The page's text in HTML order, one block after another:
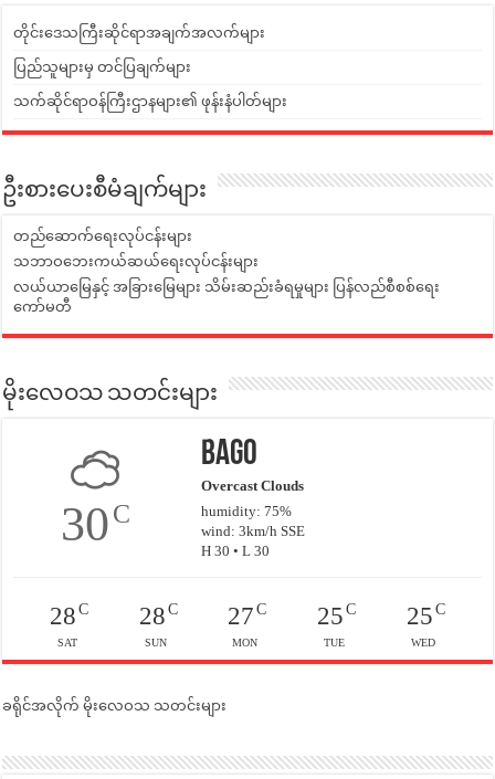
တိုင်းဒေသကြီးဆိုင်ရာအချက်အလက်များ
ပြည်သူများမှ တင်ပြချက်များ
သက်ဆိုင်ရာဝန်ကြီးဌာနများ၏ ဖုန်းနံပါတ်များ
ဦးစားပေးစီမံချက်များ
တည်ဆောက်ရေးလုပ်ငန်းများ
သဘာဝဘေးကယ်ဆယ်ရေးလုပ်ငန်းများ
လယ်ယာမြေနှင့် အခြားမြေများ သိမ်းဆည်းခံရမှုများ ပြန်လည်စီစစ်ရေး
ကော်မတီ
မိုးလေဝသ သတင်းများ
30C
Bago
Overcast Clouds
humidity: 75%
wind: 3km/h SSE
H 30 • L 30
28C
SAT
28C
SUN
27 C
MON
25C
TUE
25C
WED
ခရိုင်အလိုက် မိုးလေဝသ သတင်းများ